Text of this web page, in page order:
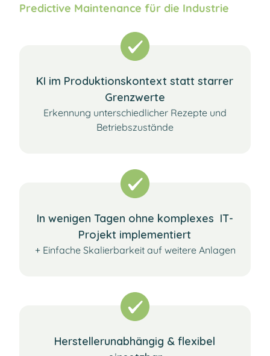
Predictive Maintenance für die Industrie
KI im Produktionskontext statt starrer
Grenzwerte
Erkennung unterschiedlicher Rezepte und
Betriebszustände
In wenigen Tagen​ ohne komplexes​ IT-
Projekt implementiert
+ Einfache Skalierbarkeit auf weitere Anlagen
Herstellerunabhängig & flexibel